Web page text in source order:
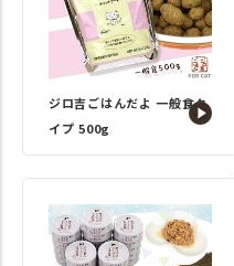
ジロ吉ごはんだよ 一般食タ
イプ 500g